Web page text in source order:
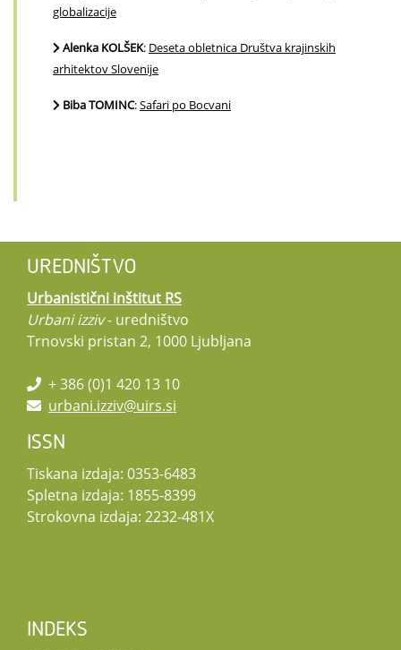
globalizacije
Alenka KOLŠEK: Deseta obletnica Društva krajinskih
arhitektov Slovenije
Biba TOMINC:Safari po Bocvani
UREDNIŠTVO
Urbanistični inštitut RS
Urbani izziv- uredništvo
Trnovski pristan 2, 1000 Ljubljana
+ 386 (0)1 420 13 10
urbani.izziv@uirs.si
ISSN
Tiskana izdaja: 0353-6483
Spletna izdaja: 1855-8399
Strokovna izdaja: 2232-481X
INDEKS